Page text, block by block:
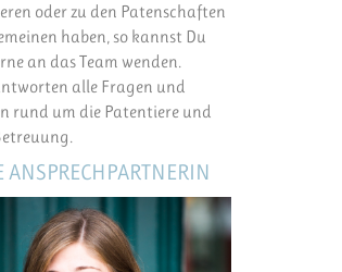
oder zu den Patenschaften
haben, so kannst Du
an das Team wenden.
alle Fragen und
rund um die Patentiere und
ANSPRECHPARTNERIN